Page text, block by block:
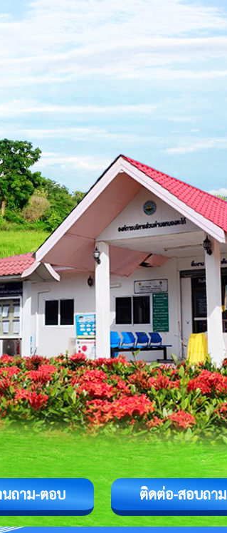
นถาม-ตอบ ติดต่อ-สอบถาม